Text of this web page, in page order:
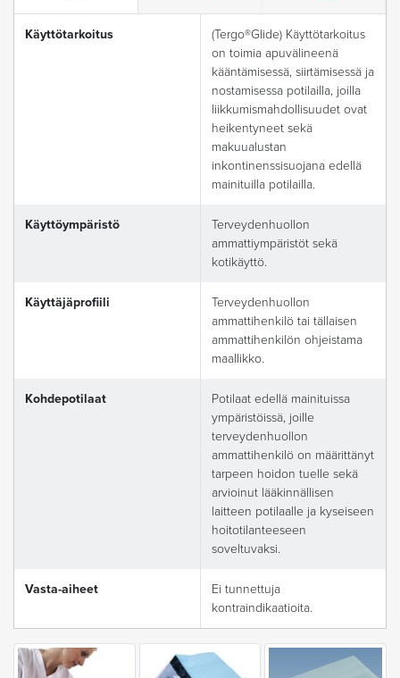
Käyttötarkoitus
(Tergo®Glide) Käyttötarkoitus
on toimia apuvälineenä
kääntämisessä, siirtämisessä ja
nostamisessa potilailla, joilla
liikkumismahdollisuudet ovat
heikentyneet sekä
makuualustan
inkontinenssisuojana edellä
mainituilla potilailla.
Käyttöympäristö
Terveydenhuollon
ammattiympäristöt sekä
kotikäyttö.
Käyttäjäprofiili
Terveydenhuollon
ammattihenkilö tai tällaisen
ammattihenkilön ohjeistama
maallikko.
Kohdepotilaat
Potilaat edellä mainituissa
ympäristöissä, joille
terveydenhuollon
ammattihenkilö on määrittänyt
tarpeen hoidon tuelle sekä
arvioinut lääkinnällisen
laitteen potilaalle ja kyseiseen
hoitotilanteeseen
soveltuvaksi.
Vasta-aiheet
Ei tunnettuja
kontraindikaatioita.